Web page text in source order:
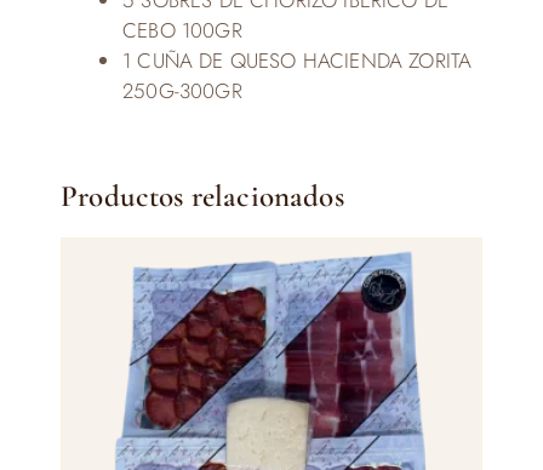
CEBO 100GR
1 CUÑA DE QUESO HACIENDA ZORITA
250G-300GR
Productos relacionados